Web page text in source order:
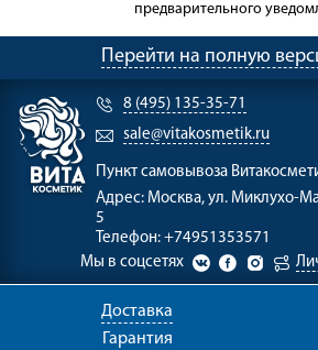
предварительного
Перейти на полную
8 (495) 135-35-71
sale@vitakosmetik.ru
Пункт самовывоза
Адрес: Москва, ул. Миклухо-
5
Телефон: +74951353571
Мы в соцсетях
Доставка
Гарантия